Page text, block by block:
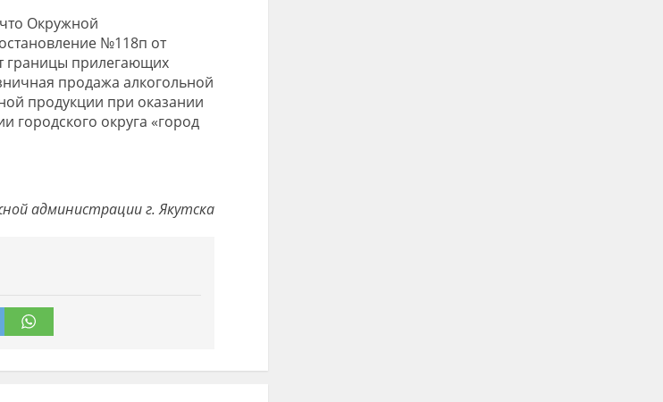
Окружной
№118п от
границы прилегающих
продажа алкогольной
продукции при оказании
городского округа «город
администрации г. Якутска